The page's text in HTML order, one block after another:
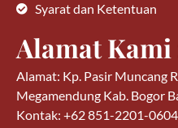
Syarat dan Ketentuan
Alamat Kami
Alamat: Kp. Pasir Muncang
Megamendung Kab. Bogor
Kontak: +62 851-2201-0604